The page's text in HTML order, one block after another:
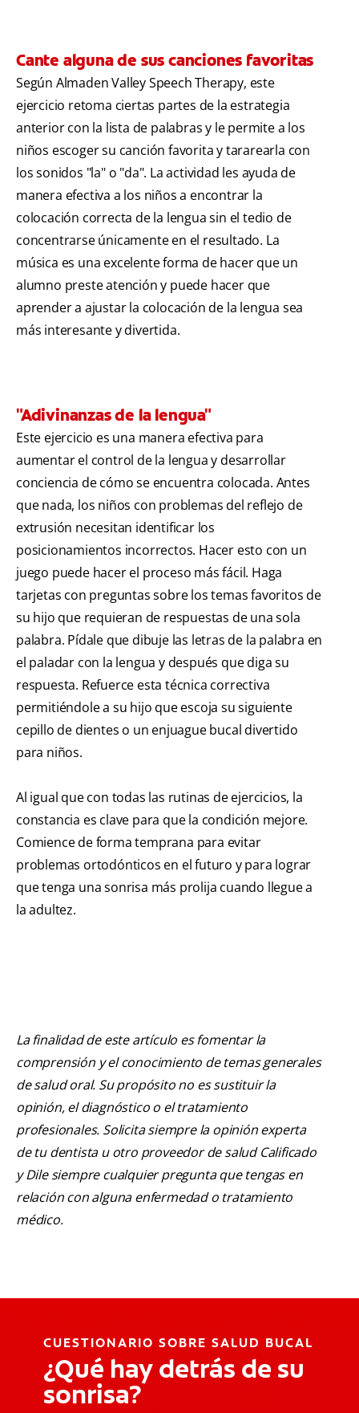
Cante alguna de sus canciones favoritas
Según Almaden Valley Speech Therapy, este
ejercicio retoma ciertas partes de la estrategia
anterior con la lista de palabras y le permite a los
niños escoger su canción favorita y tararearla con
los sonidos "la" o "da". La actividad les ayuda de
manera efectiva a los niños a encontrar la
colocación correcta de la lengua sin el tedio de
concentrarse únicamente en el resultado. La
música es una excelente forma de hacer que un
alumno preste atención y puede hacer que
aprender a ajustar la colocación de la lengua sea
más interesante y divertida.
"Adivinanzas de la lengua"
Este ejercicio es una manera efectiva para
aumentar el control de la lengua y desarrollar
conciencia de cómo se encuentra colocada. Antes
que nada, los niños con problemas del reflejo de
extrusión necesitan identificar los
posicionamientos incorrectos. Hacer esto con un
juego puede hacer el proceso más fácil. Haga
tarjetas con preguntas sobre los temas favoritos de
su hijo que requieran de respuestas de una sola
palabra. Pídale que dibuje las letras de la palabra en
el paladar con la lengua y después que diga su
respuesta. Refuerce esta técnica correctiva
permitiéndole a su hijo que escoja su siguiente
cepillo de dientes o un enjuague bucal divertido
para niños.
Al igual que con todas las rutinas de ejercicios, la
constancia es clave para que la condición mejore.
Comience de forma temprana para evitar
problemas ortodónticos en el futuro y para lograr
que tenga una sonrisa más prolija cuando llegue a
la adultez.
La finalidad de este artículo es fomentar la
comprensión y el conocimiento de temas generales
de salud oral. Su propósito no es sustituir la
opinión, el diagnóstico o el tratamiento
profesionales. Solicita siempre la opinión experta
de tu dentista u otro proveedor de salud Calificado
y Dile siempre cualquier pregunta que tengas en
relación con alguna enfermedad o tratamiento
médico.
CUESTIONARIO SOBRE SALUD BUCAL
¿Qué hay detrás de su
sonrisa?